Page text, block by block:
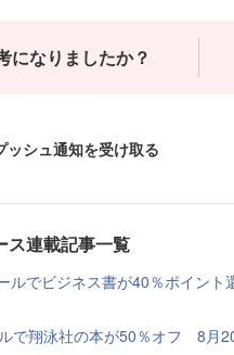
になりましたか？
ッシュ通知を受け取る
ス連載記事一覧
ルでビジネス書が40％ポイン
で翔泳社の本が50％オフ 8月